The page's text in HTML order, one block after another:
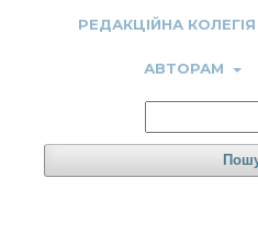
РЕДАКЦІЙНА КОЛЕГІЯ
АВТОРАМ